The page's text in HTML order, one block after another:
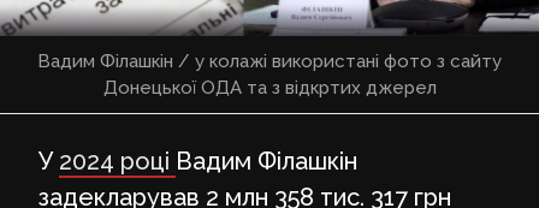
Вадим Філашкін / у колажі використані фото з сайту
Донецької ОДА та з відкртих джерел
У 2024 році Вадим Філашкін
задекларував 2 млн 358 тис. 317 грн